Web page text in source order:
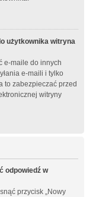
użytkownika witryna
e-maile do innych
e-maili i tylko
to zabezpieczać przed
witryny
odpowiedź w
przycisk „Nowy